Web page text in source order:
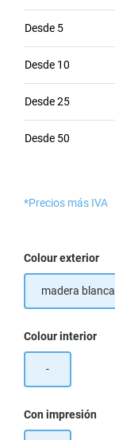
Desde 5
Desde 10
Desde25
Desde 50
*Precios más IVA
Seleccione
Colour exterior
madera blanca
Seleccione
Colour interior
-
Seleccione
Con impresión